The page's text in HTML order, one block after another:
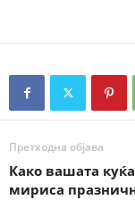
Претходна објава
Како вашата
мириса